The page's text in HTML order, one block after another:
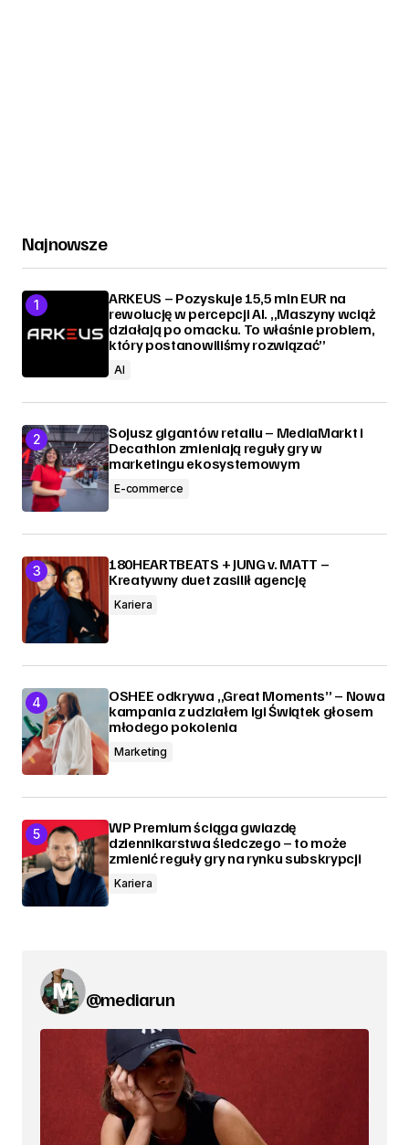
Najnowsze
ARKEUS – Pozyskuje 15,5 mln EUR na
rewolucję w percepcji AI. „Maszyny wciąż
działają po omacku. To właśnie problem,
który postanowiliśmy rozwiązać”
AI
Sojusz gigantów retailu – MediaMarkt i
Decathlon zmieniają reguły gry w
marketingu ekosystemowym
E-commerce
180HEARTBEATS + JUNG v. MATT –
Kreatywny duet zasilił agencję
Kariera
OSHEE odkrywa „Great Moments” – Nowa
kampania z udziałem Igi Świątek głosem
młodego pokolenia
Marketing
WP Premium ściąga gwiazdę
dziennikarstwa śledczego – to może
zmienić reguły gry na rynku subskrypcji
Kariera
@mediarun